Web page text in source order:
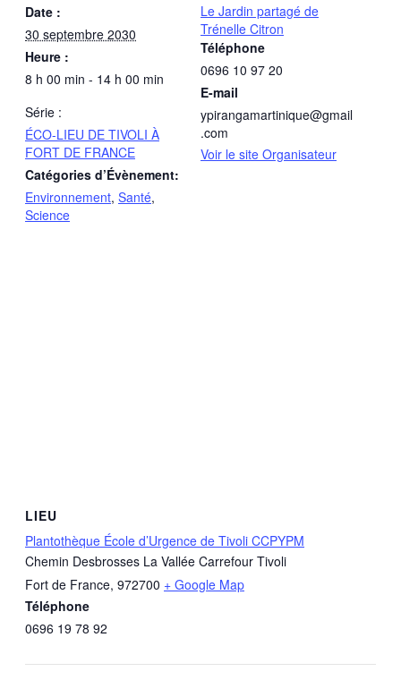
Date :
30 septembre 2030
Heure :
8 h 00 min - 14 h 00 min
Série :
ÉCO-LIEU DE TIVOLI À
FORT DE FRANCE
Catégories d’Évènement:
Environnement, Santé,
Science
Le Jardin partagé de
Trénelle Citron
Téléphone
0696 10 97 20
E-mail
ypirangamartinique@gmail
.com
Voir le site Organisateur
LIEU
Plantothèque École d’Urgence de Tivoli CCPYPM
Chemin Desbrosses La Vallée Carrefour Tivoli
Fort de France, 972700 + Google Map
Téléphone
0696 19 78 92